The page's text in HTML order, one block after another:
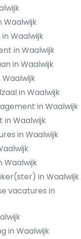
Waalwijk
Waalwijk
in Waalwijk
in Waalwijk
Waalwijk
in Waalwijk
in Waalwijk
in Waalwijk
in Waalwijk
Waalwijk
in Waalwijk
vacatures in
in Waalwijk